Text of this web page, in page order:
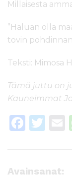
Millaisesta
”Haluan olla
tovin
Teksti: Mimosa
Tämä juttu on
Kauneimmat
F
e
T
te
Avainsanat: